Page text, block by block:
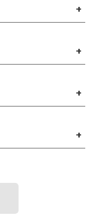
+
+
+
+